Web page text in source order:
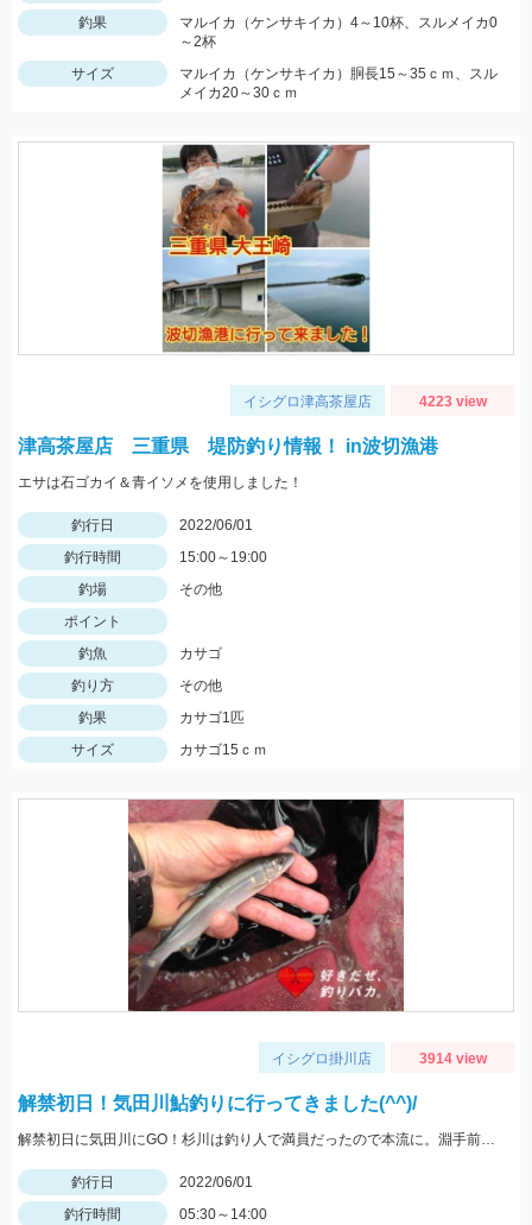
釣果
マルイカ（ケンサキイカ）4～10杯、スルメイカ0
～2杯
サイズ
マルイカ（ケンサキイカ）胴長15～35ｃｍ、スル
メイカ20～30ｃｍ
イシグロ津高茶屋店 4223 view
津高茶屋店 三重県 堤防釣り情報！ in波切漁港
エサは石ゴカイ＆青イソメを使用しました！
釣行日
2022/06/01
釣行時間
15:00～19:00
釣場
その他
ポイント
釣魚
カサゴ
釣り方
その他
釣果
カサゴ1匹
サイズ
カサゴ15ｃｍ
イシグロ掛川店 3914 view
解禁初日！気田川鮎釣りに行ってきました(^^)/
解禁初日に気田川にGO！杉川は釣り人で満員だったので本流に。淵手前の良い瀬で美鮎に出会えました♪
釣行日
2022/06/01
釣行時間
05:30～14:00